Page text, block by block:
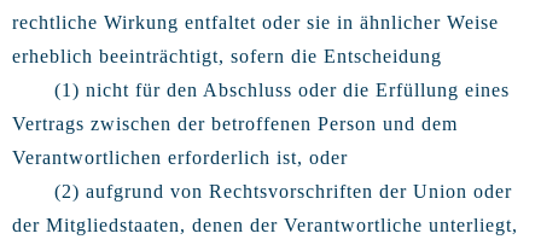
rechtliche Wirkung entfaltet oder sie in ähnlicher Weise
erheblich beeinträchtigt, sofern die Entscheidung
(1) nicht für den Abschluss oder die Erfüllung eines
Vertrags zwischen der betroffenen Person und dem
Verantwortlichen erforderlich ist, oder
(2) aufgrund von Rechtsvorschriften der Union oder
der Mitgliedstaaten, denen der Verantwortliche unterliegt,